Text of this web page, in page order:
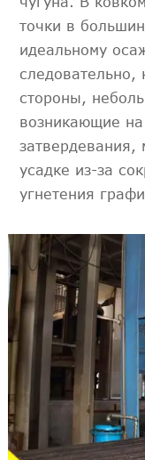
точки в
идеальному
следовательно,
стороны,
возникающие
затвердевания,
усадке из-за
угнетения